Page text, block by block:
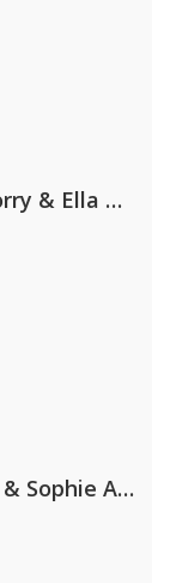
Nathan Dawe, Joel Corry & Ella Henderson
Purple Disco Machine & Sophie And The Giants